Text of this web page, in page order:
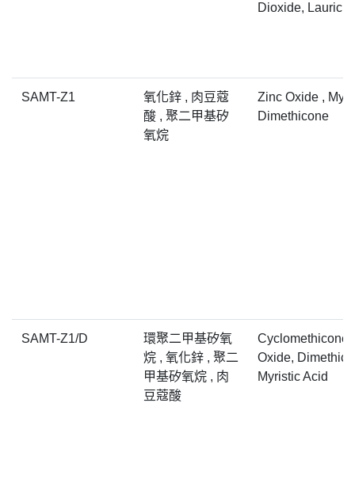
Dioxide, Lauric
SAMT-Z1
氧化鋅 , 肉豆蔻
酸 , 聚二甲基矽
氧烷
Zinc Oxide ,
Dimethicone
SAMT-Z1/D
環聚二甲基矽氧
烷 , 氧化鋅 , 聚二
甲基矽氧烷 , 肉
豆蔻酸
Cyclomethicone,
Oxide,
Myristic Acid